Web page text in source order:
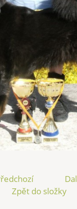
Zpět do složky